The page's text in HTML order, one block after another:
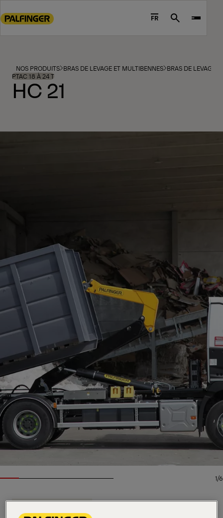
to
footer
content
FR Search
NOS PRODUITS BRAS DE LEVAGE ET MULTIBENNES BRAS DE LEVAGE
PTAC 18 À 24 T
HC 21
1/6